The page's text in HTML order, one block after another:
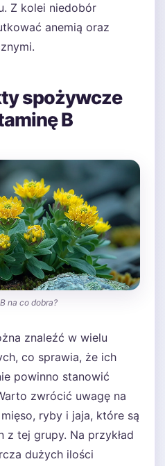
Z kolei niedobór
anemią oraz
spożywcze
B
na co dobra?
znaleźć w wielu
co sprawia, że ich
powinno stanowić
zwrócić uwagę na
ryby i jaja, które są
z tej grupy. Na przykład
dużych ilości